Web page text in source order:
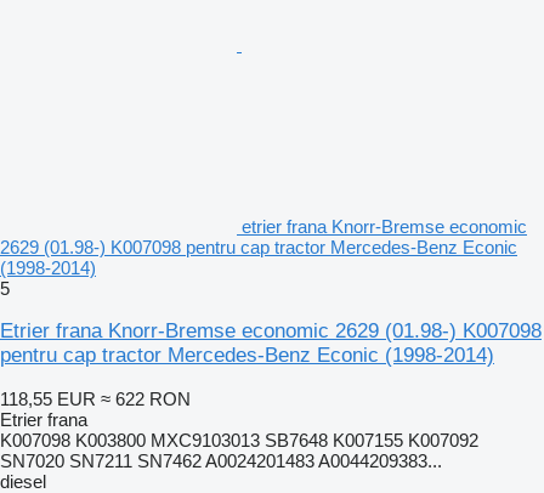
etrier frana Knorr-Bremse economic
2629 (01.98-) K007098 pentru cap tractor Mercedes-Benz Econic
(1998-2014)
5
Etrier frana Knorr-Bremse economic 2629 (01.98-) K007098
pentru cap tractor Mercedes-Benz Econic (1998-2014)
118,55 EUR ≈ 622 RON
Etrier frana
K007098 K003800 MXC9103013 SB7648 K007155 K007092
SN7020 SN7211 SN7462 A0024201483 A0044209383...
diesel